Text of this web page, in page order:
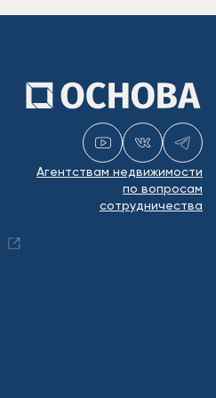
Агентствам недвижимости
по вопросам
сотрудничества